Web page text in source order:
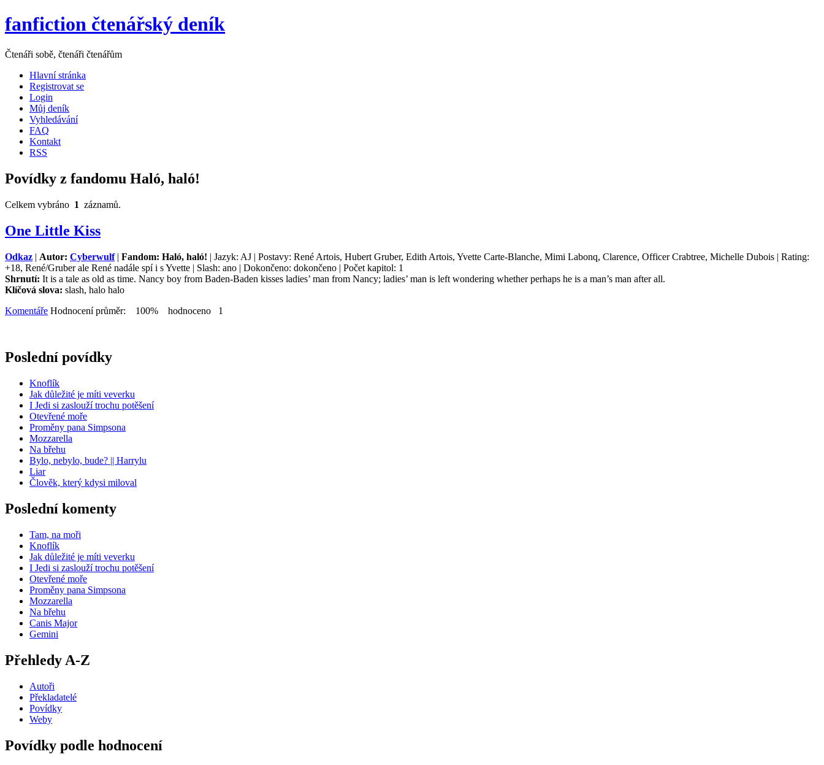
fanfiction čtenářský deník
Čtenáři sobě, čtenáři čtenářům
Hlavní stránka
Registrovat se
Login
Můj deník
Vyhledávání
FAQ
Kontakt
RSS
Povídky z fandomu Haló, haló!
Celkem vybráno 1 záznamů.
One Little Kiss
Odkaz | Autor: Cyberwulf| Fandom: Haló, haló! | Jazyk: AJ | Postavy: René Artois, Hubert Gruber, Edith Artois, Yvette Carte-Blanche, Mimi Labonq, Clarence, Officer Crabtree, Michelle Dubois | Rating:
+18, René/Gruber ale René nadále spí i s Yvette | Slash: ano | Dokončeno: dokončeno | Počet kapitol: 1
Shrnutí: It is a tale as old as time. Nancy boy from Baden-Baden kisses ladies’ man from Nancy; ladies’ man is left wondering whether perhaps he is a man’s man after all.
Klíčová slova: slash, halo halo
Komentáře Hodnocení průměr: 100% hodnoceno 1
Poslední povídky
Knoflík
Jak důležité je míti veverku
I Jedi si zaslouží trochu potěšení
Otevřené moře
Proměny pana Simpsona
Mozzarella
Na břehu
Bylo, nebylo, bude? || Harrylu
Liar
Člověk, který kdysi miloval
Poslední komenty
Tam, na moři
Knoflík
Jak důležité je míti veverku
I Jedi si zaslouží trochu potěšení
Otevřené moře
Proměny pana Simpsona
Mozzarella
Na břehu
Canis Major
Gemini
Přehledy A-Z
Autoři
Překladatelé
Povídky
Weby
Povídky podle hodnocení